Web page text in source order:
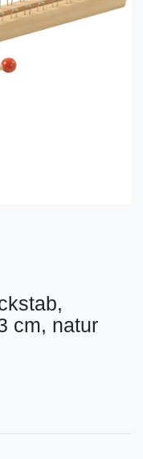
cm, natur